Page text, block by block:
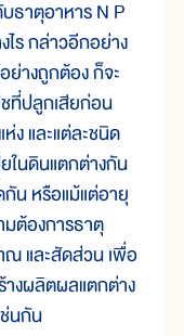
ธาตุอาหาร N P
ไร กล่าวอีกอย่าง
ย่างถูกต้อง ก็จะ
ที่ปลูกเสียก่อน
ง และแต่ละชนิด
ในดินแตกต่างกัน
น หรือแม้แต่อายุ
ต้องการธาตุ
ณ และสัดส่วน เพื่อ
างผลิตผลแตกต่าง
นกัน